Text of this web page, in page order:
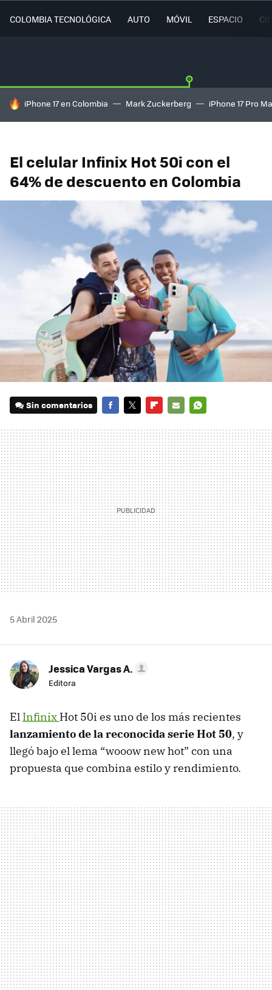
COLOMBIA TECNOLÓGICA AUTO MÓVIL ESPACIO
HOY SE HABLA DE
iPhone 17 en Colombia Mark Zuckerberg iPhone 17 Pro
El celular Infinix Hot 50i con el
64% de descuento en Colombia
Sin comentarios
MAIL
5 Abril 2025
Jessica Vargas A.
Editora
El Infinix Hot 50i es uno de los más recientes
lanzamiento de la reconocida serie Hot 50, y
llegó bajo el lema “wooow new hot” con una
propuesta que combina estilo y rendimiento.